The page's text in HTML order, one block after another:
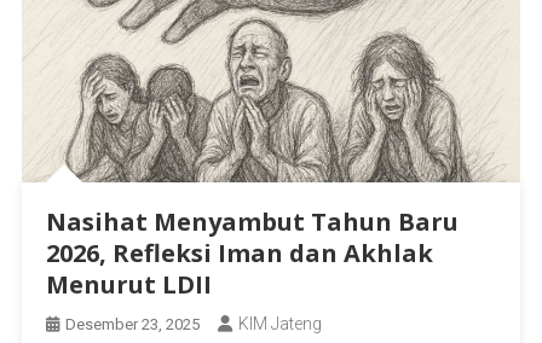
Nasihat Menyambut Tahun Baru
2026, Refleksi Iman dan Akhlak
Menurut LDII
Desember 23, 2025 KIM Jateng